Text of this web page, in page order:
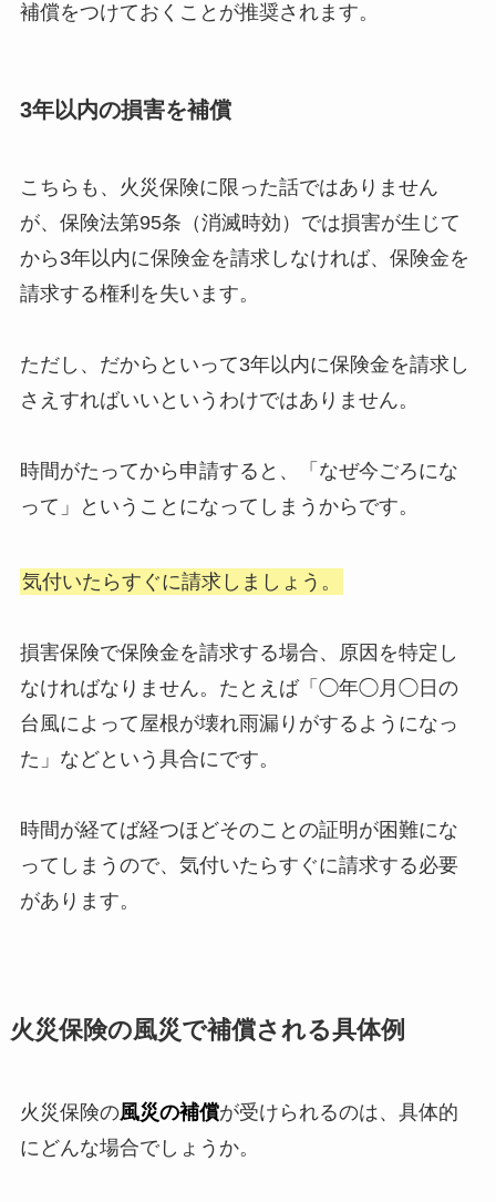
補償をつけておくことが推奨されます。
3年以内の損害を補償
こちらも、火災保険に限った話ではありません
が、保険法第95条（消滅時効）では損害が生じて
から3年以内に保険金を請求しなければ、保険金を
請求する権利を失います。
ただし、だからといって3年以内に保険金を請求し
さえすればいいというわけではありません。
時間がたってから申請すると、「なぜ今ごろにな
って」ということになってしまうからです。
気付いたらすぐに請求しましょう。
損害保険で保険金を請求する場合、原因を特定し
なければなりません。たとえば「◯年◯月◯日の
台風によって屋根が壊れ雨漏りがするようになっ
た」などという具合にです。
時間が経てば経つほどそのことの証明が困難にな
ってしまうので、気付いたらすぐに請求する必要
があります。
火災保険の風災で補償される具体例
火災保険の風災の補償が受けられるのは、具体的
にどんな場合でしょうか。